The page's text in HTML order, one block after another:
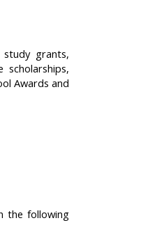
grants,
scholarships,
Awards and
the following